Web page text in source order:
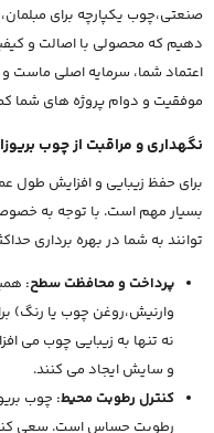
صنعتی،چوب یکپارچه برای
دهیم که محصولی با اصالت و
اعتماد شما، سرمایه اصلی ماست
موفقیت و دوام پروژه های شما
نگهداری و مراقبت از چوب
برای حفظ زیبایی و افزایش طول
بسیار مهم است. با توجه به
توانند به شما در بهره برداری
پرداخت و محافظت سطح:
وارنیش،روغن چوب یا رنگ)
نه تنها به زیبایی چوب می
و سایش ایجاد می کنند.
کنترل رطوبت محیط: چوب
رطوبت حساس است. سعی